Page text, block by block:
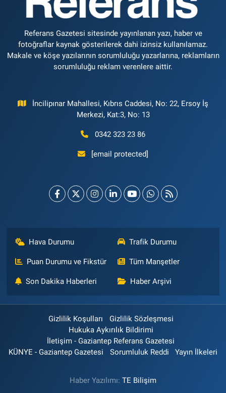
Referans Gazetesi sitesinde yayınlanan yazı, haber ve
fotoğraflar kaynak gösterilerek dahi izinsiz kullanılamaz.
Makale ve köşe yazılarının sorumluluğu yazarlarına, reklamların
sorumluluğu reklam verenlere aittir.
İncilipınar Mahallesi, Kıbrıs Caddesi, No: 22, Ersoy İş
Merkezi, Kat:3, No: 13
0342 323 23 86
[email protected]
Hava Durumu Trafik Durumu
Puan Durumu ve Fikstür Tüm Manşetler
Son Dakika Haberleri Haber Arşivi
Gizlilik Koşulları
Gizlilik Sözleşmesi
Hukuka Aykırılık Bildirimi
İletişim - Gaziantep Referans Gazetesi
KÜNYE - Gaziantep Gazetesi
Sorumluluk Reddi Yayın İlkeleri
Haber Yazılımı: TE Bilişim